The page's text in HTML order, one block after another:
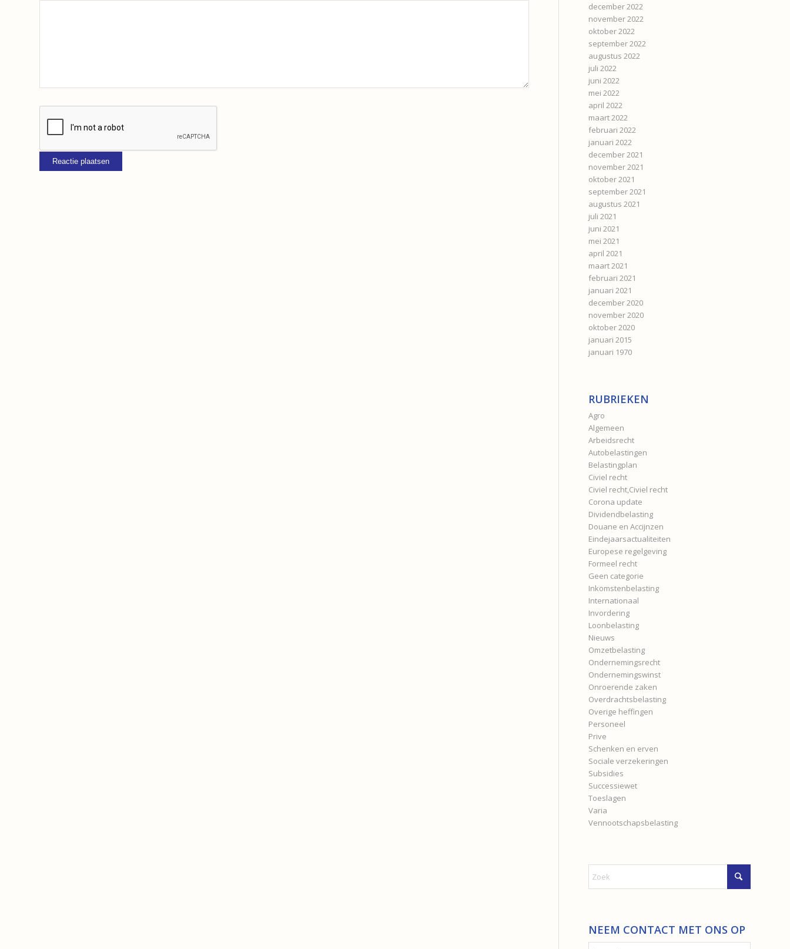
december 2022
november 2022
oktober 2022
september 2022
augustus 2022
juli 2022
juni 2022
mei 2022
april 2022
maart 2022
februari 2022
januari 2022
december 2021
november 2021
oktober 2021
september 2021
augustus 2021
juli 2021
juni 2021
mei 2021
april 2021
maart 2021
februari 2021
januari 2021
december 2020
november 2020
oktober 2020
januari 2015
januari 1970
RUBRIEKEN
Agro
Algemeen
Arbeidsrecht
Autobelastingen
Belastingplan
Civiel recht
Civiel recht,Civiel recht
Corona update
Dividendbelasting
Douane en Accijnzen
Eindejaarsactualiteiten
Europese regelgeving
Formeel recht
Geen categorie
Inkomstenbelasting
Internationaal
Invordering
Loonbelasting
Nieuws
Omzetbelasting
Ondernemingsrecht
Ondernemingswinst
Onroerende zaken
Overdrachtsbelasting
Overige heffingen
Personeel
Prive
Schenken en erven
Sociale verzekeringen
Subsidies
Successiewet
Toeslagen
Varia
Vennootschapsbelasting
NEEM CONTACT MET ONS OP